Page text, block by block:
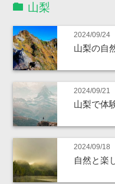
山梨
2024/09/24
山梨の自
2024/09/21
山梨で体
2024/09/18
自然と楽